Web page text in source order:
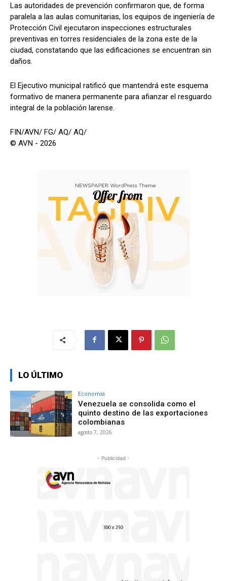
​Las autoridades de prevención confirmaron que, de forma
paralela a las aulas comunitarias, los equipos de ingeniería de
Protección Civil ejecutaron inspecciones estructurales
preventivas en torres residenciales de la zona este de la
ciudad, constatando que las edificaciones se encuentran sin
daños.
El Ejecutivo municipal ratificó que mantendrá este esquema
formativo de manera permanente para afianzar el resguardo
integral de la población larense.
FIN/AVN/ FG/ AQ/ AQ/
© AVN - 2026
LO ÚLTIMO
Economía
Venezuela se consolida como el
quinto destino de las exportaciones
colombianas
agosto 7, 2026
- Publicidad -